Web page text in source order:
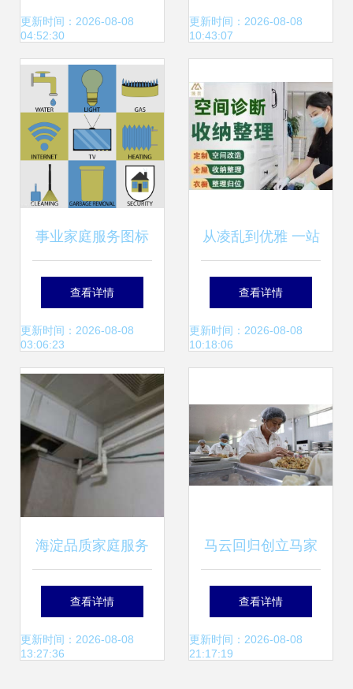
与村民的癌症之谜
更新时间：2026-08-08
04:52:30
更新时间：2026-08-08
10:43:07
事业家庭服务图标
集 现代家政服务的
视觉革命
查看详情
更新时间：2026-08-08
03:06:23
从凌乱到优雅 一站
式家政服务重塑家
居品质
查看详情
更新时间：2026-08-08
10:18:06
海淀品质家庭服务
专家——北京海淀
家修服务公司供应
查看详情
更新时间：2026-08-08
13:27:36
马云回归创立马家
厨房，日本海鲜预
制菜引发网友热议
查看详情
更新时间：2026-08-08
21:17:19